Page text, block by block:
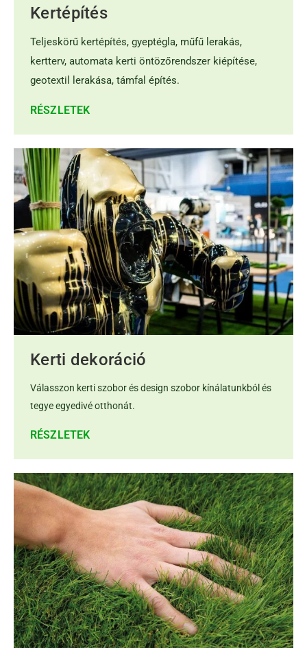
Kertépítés
Teljeskörű kertépítés, gyeptégla, műfű lerakás,
kertterv, automata kerti öntözőrendszer kiépítése,
geotextil lerakása, támfal építés.
RÉSZLETEK
Kerti dekoráció
Válasszon kerti szobor és design szobor kínálatunkból és
tegye egyedivé otthonát.
RÉSZLETEK